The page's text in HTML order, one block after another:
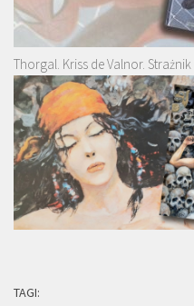
Thorgal. Kriss de Valnor.
TAGI: